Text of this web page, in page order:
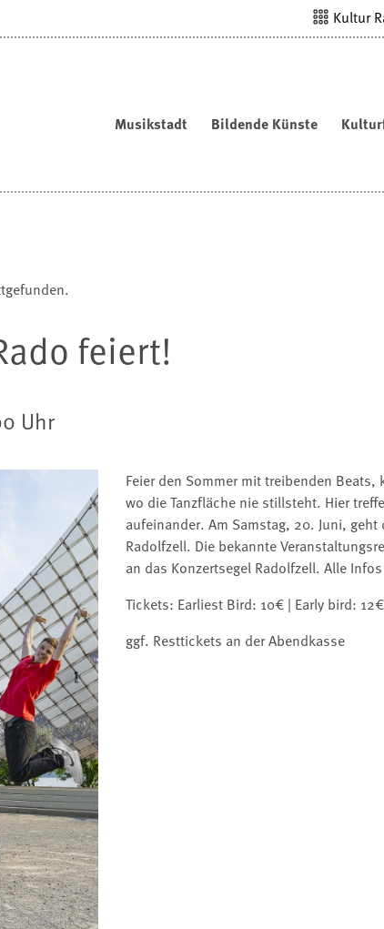
Kultur
Musikstadt Bildende Künste
feiert!
Uhr
Feier den Sommer mit treibenden
wo die Tanzfläche nie stillsteht. Hier
aufeinander. Am Samstag, 20. Juni,
Radolfzell. Die bekannte
an das Konzertsegel Radolfzell. Alle
Tickets: Earliest Bird: 10€ | Early bird:
ggf. Resttickets an der Abendkasse